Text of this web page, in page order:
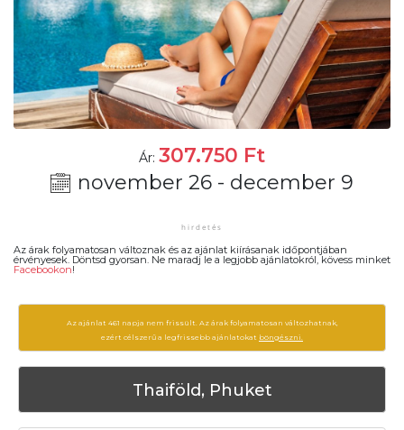
Ár: 307.750 Ft
november 26 - december 9
Az árak folyamatosan változnak és az ajánlat kiírásanak időpontjában
érvényesek. Döntsd gyorsan. Ne maradj le a legjobb ajánlatokról, kövess minket
Facebookon!
Az ajánlat 461 napja nem frissült. Az árak folyamatosan változhatnak,
ezért célszerű a legfrissebb ajánlatokat böngészni.
Thaiföld, Phuket